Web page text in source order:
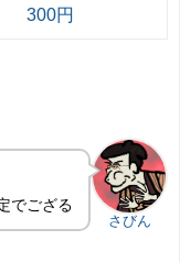
300円
さびん
でござる